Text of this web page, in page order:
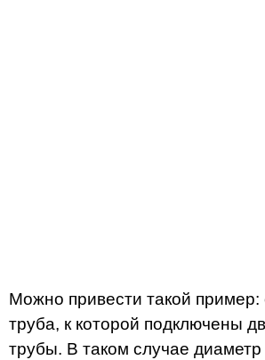
Можно привести такой пример:
труба, к которой подключены
трубы. В таком случае